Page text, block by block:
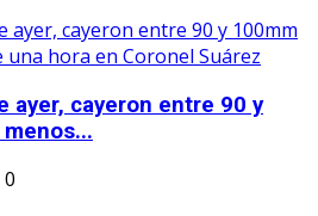
ayer, cayeron entre 90 y
0